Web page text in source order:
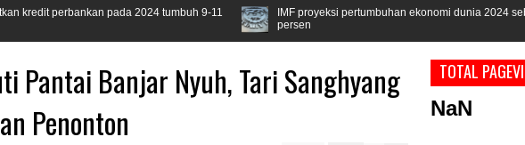
pada 2024 tumbuh 9-11
IMF proyeksi pertumbuhan ekonomi dunia 2024 sebesar 3,1
Pantai Banjar Nyuh, Tari Sanghyang
Penonton
TOTAL
NaN